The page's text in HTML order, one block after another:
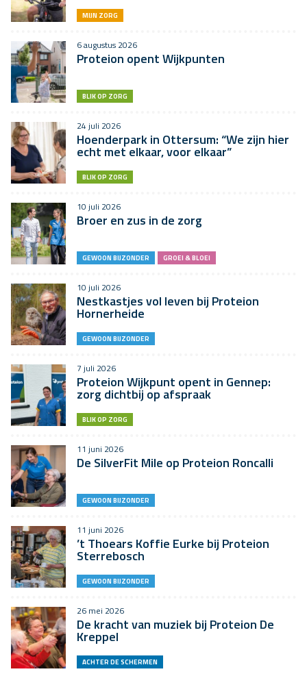
MIJN ZORG
6 augustus 2026
Proteion opent Wijkpunten
BLIK OP ZORG
24 juli 2026
Hoenderpark in Ottersum: “We zijn hier
echt met elkaar, voor elkaar”
BLIK OP ZORG
10 juli 2026
Broer en zus in de zorg
GEWOON BIJZONDER GROEI & BLOEI
10 juli 2026
Nestkastjes vol leven bij Proteion
Hornerheide
GEWOON BIJZONDER
7 juli 2026
Proteion Wijkpunt opent in Gennep:
zorg dichtbij op afspraak
BLIK OP ZORG
11 juni 2026
De SilverFit Mile op Proteion Roncalli
GEWOON BIJZONDER
11 juni 2026
’t Thoears Koffie Eurke bij Proteion
Sterrebosch
GEWOON BIJZONDER
26 mei 2026
De kracht van muziek bij Proteion De
Kreppel
ACHTER DE SCHERMEN